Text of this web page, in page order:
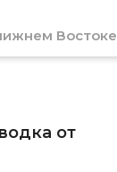
Востоке
от